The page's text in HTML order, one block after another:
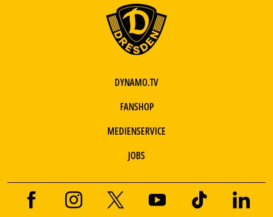
DYNAMO.TV
FANSHOP
MEDIENSERVICE
JOBS